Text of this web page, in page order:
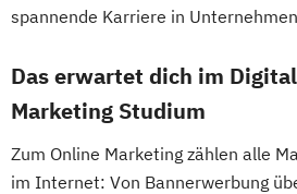
spannende Karriere in
Das erwartet dich im
Marketing Studium
Zum Online Marketing zählen alle
im Internet: Von Bannerwerbung